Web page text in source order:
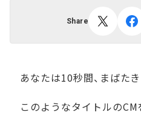
Share
あなたは10秒間、まばた
このようなタイトルのCM